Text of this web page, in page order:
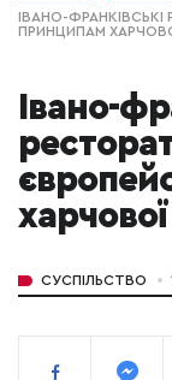
ІВАНО-
ПРИНЦИПАМ
Івано-
СУСПІЛЬСТВО